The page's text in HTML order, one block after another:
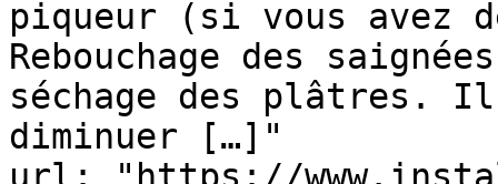
piqueur (si vous avez
Rebouchage des
séchage des plâtres.
diminuer […]"